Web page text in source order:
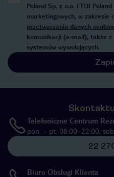
Poland Sp. z o.o. i TUI
marketingowych, w zakresie
przetwarzaniu danych
komunikacji (e-mail), także
systemów wywołujących.
Telefoniczne Centrum
pon. – pt. 08:00–22:00,
22
Biuro Obsługi Klienta